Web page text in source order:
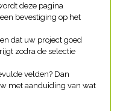
deze pagina
bevestiging op het
dat uw project goed
zodra de selectie
velden? Dan
met aanduiding van wat